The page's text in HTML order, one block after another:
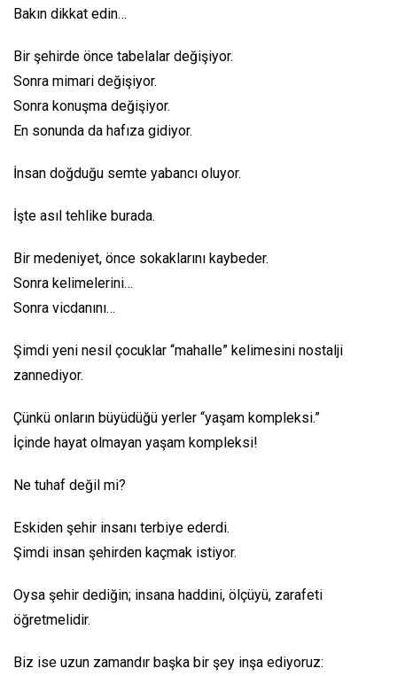
Bakın dikkat edin…
Bir şehirde önce tabelalar değişiyor.
Sonra mimari değişiyor.
Sonra konuşma değişiyor.
En sonunda da hafıza gidiyor.
İnsan doğduğu semte yabancı oluyor.
İşte asıl tehlike burada.
Bir medeniyet, önce sokaklarını kaybeder.
Sonra kelimelerini…
Sonra vicdanını…
Şimdi yeni nesil çocuklar “mahalle” kelimesini nostalji
zannediyor.
Çünkü onların büyüdüğü yerler “yaşam kompleksi.”
İçinde hayat olmayan yaşam kompleksi!
Ne tuhaf değil mi?
Eskiden şehir insanı terbiye ederdi.
Şimdi insan şehirden kaçmak istiyor.
Oysa şehir dediğin; insana haddini, ölçüyü, zarafeti
öğretmelidir.
Biz ise uzun zamandır başka bir şey inşa ediyoruz: